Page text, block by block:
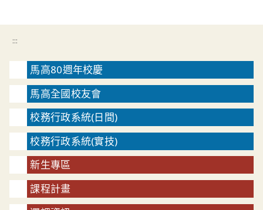
:::
馬高80週年校慶
馬高全國校友會
校務行政系統(日間)
校務行政系統(實技)
新生專區
課程計畫